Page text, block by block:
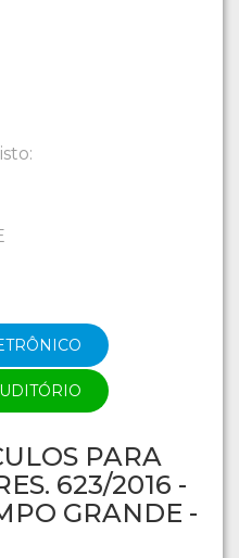
PARA
623/2016 -
GRANDE -